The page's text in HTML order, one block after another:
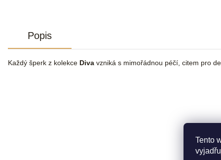
Tento
Popis
Každý šperk z kolekce Diva vzniká s mimořádnou péčí, citem pro